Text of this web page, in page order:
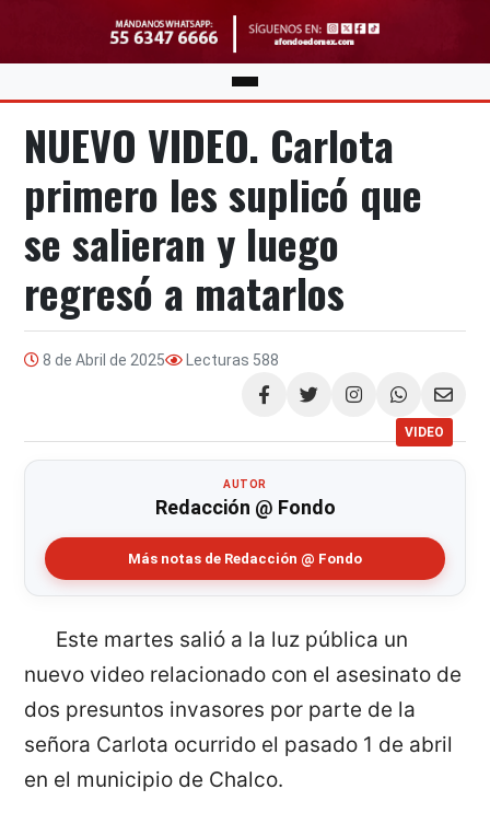
NUEVO VIDEO. Carlota
primero les suplicó que
se salieran y luego
regresó a matarlos
8 de Abril de 2025 Lecturas 588
Compartir
VIDEO
AUTOR
Redacción @ Fondo
Más notas de Redacción @ Fondo
Este martes salió a la luz pública un
nuevo video relacionado con el asesinato de
dos presuntos invasores por parte de la
señora Carlota ocurrido el pasado 1 de abril
en el municipio de Chalco.